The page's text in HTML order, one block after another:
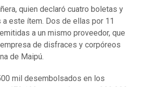
quien declaró cuatro boletas y
este ítem. Dos de ellas por 11
a un mismo proveedor, que
de disfraces y corpóreos
de Maipú.
mil desembolsados en los